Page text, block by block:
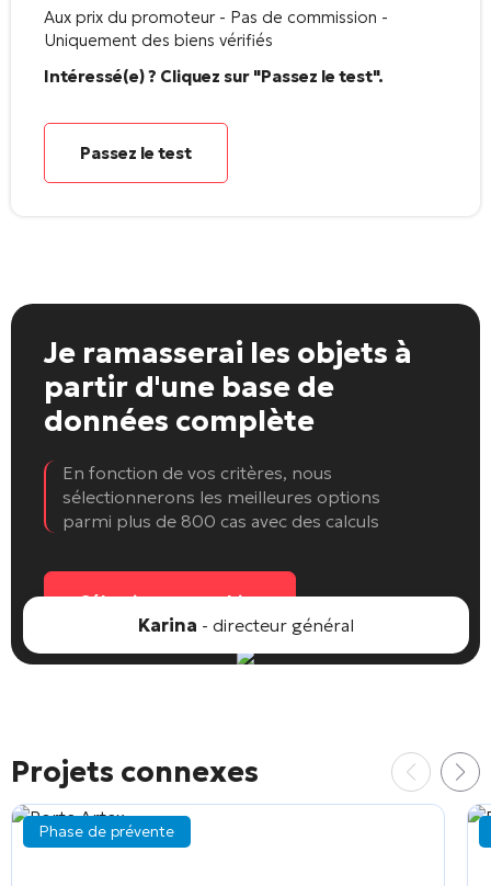
Aux prix du promoteur - Pas de commission -
Uniquement des biens vérifiés
Intéressé(e) ? Cliquez sur "Passez le test".
Passez le test
Je ramasserai les objets à
partir d'une base de
données complète
En fonction de vos critères, nous
sélectionnerons les meilleures options
parmi plus de 800 cas avec des calculs
Sélectionnez un objet
Karina - directeur général
Projets connexes
Phase de prévente